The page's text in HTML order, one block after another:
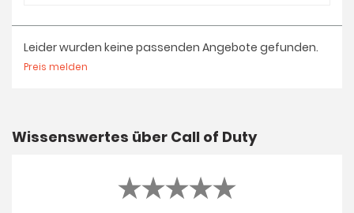
Leider wurden keine passenden Angebote gefunden.
Preis melden
Wissenswertes über Call of Duty